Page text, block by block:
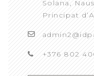
Solana,
Principat
+376 802